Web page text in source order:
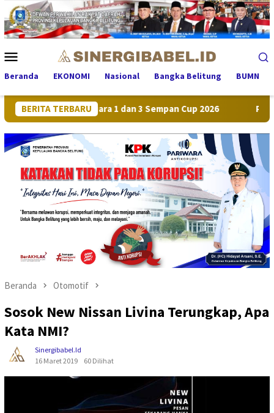
Loncat
ke
konten
Menu
Mobile
Beranda EKONOMI Nasional Bangka Belitung BUMN
BERITA TERBARU
Sabet Juara 1 dan 3 Sempan Cup 2026 Pertumbuhan
Beranda Otomotif
Sosok New Nissan Livina Terungkap, Apa
Kata NMI?
Sinergibabel.id
16 Maret 2019
60 Dilihat